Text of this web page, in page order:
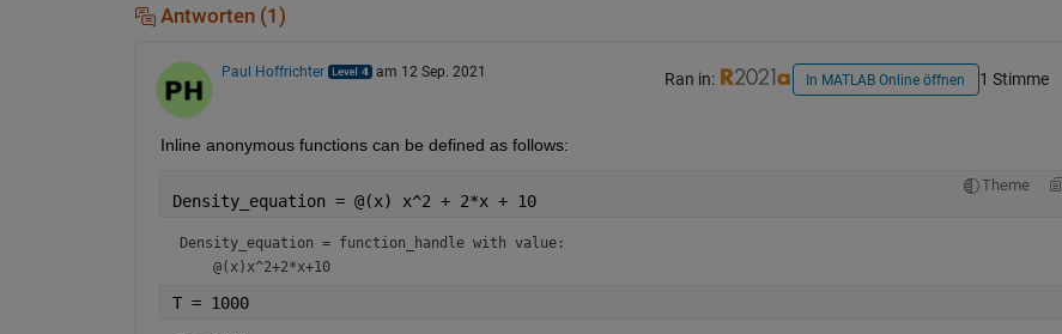
Antworten (1)
Paul Hoffrichter am 12 Sep. 2021 Ran in: In MATLAB Online öffnen 1 Stimme
Inline anonymous functions can be defined as follows:
Theme
Density_equation = @(x) x^2 + 2*x + 10
Density_equation = function_handle with value:
    @(x)x^2+2*x+10
T = 1000